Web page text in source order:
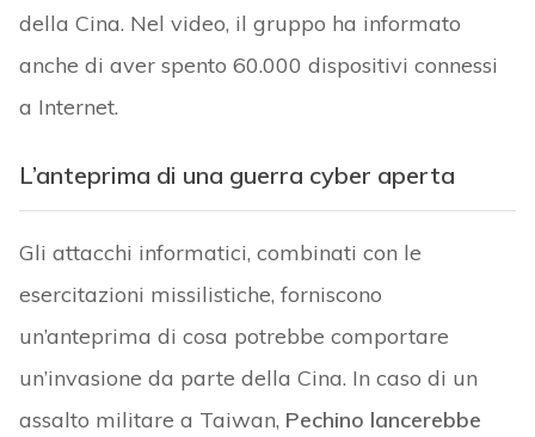
della Cina. Nel video, il gruppo ha informato
anche di aver spento 60.000 dispositivi connessi
a Internet.
L’anteprima di una guerra cyber aperta
Gli attacchi informatici, combinati con le
esercitazioni missilistiche, forniscono
un’anteprima di cosa potrebbe comportare
un’invasione da parte della Cina. In caso di un
assalto militare a Taiwan, Pechino lancerebbe